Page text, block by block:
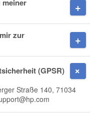
meiner
zur
(GPSR)
Straße 140, 71034